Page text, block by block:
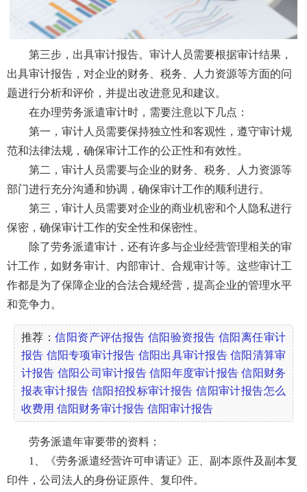
第三步，出具审计报告。审计人员需要根据审计结果，
出具审计报告，对企业的财务、税务、人力资源等方面的问
题进行分析和评价，并提出改进意见和建议。
在办理劳务派遣审计时，需要注意以下几点：
第一，审计人员需要保持独立性和客观性，遵守审计规
范和法律法规，确保审计工作的公正性和有效性。
第二，审计人员需要与企业的财务、税务、人力资源等
部门进行充分沟通和协调，确保审计工作的顺利进行。
第三，审计人员需要对企业的商业机密和个人隐私进行
保密，确保审计工作的安全性和保密性。
除了劳务派遣审计，还有许多与企业经营管理相关的审
计工作，如财务审计、内部审计、合规审计等。这些审计工
作都是为了保障企业的合法合规经营，提高企业的管理水平
和竞争力。
推荐：信阳资产评估报告 信阳验资报告 信阳离任审计
报告 信阳专项审计报告 信阳出具审计报告 信阳清算审
计报告 信阳公司审计报告 信阳年度审计报告 信阳财务
报表审计报告 信阳招投标审计报告 信阳审计报告怎么
收费用 信阳财务审计报告 信阳审计报告
劳务派遣年审要带的资料：
1、《劳务派遣经营许可申请证》正、副本原件及副本复
印件，公司法人的身份证原件、复印件。